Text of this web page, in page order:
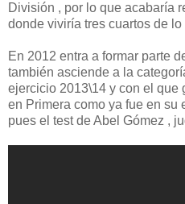
División , por lo que acabaría
donde viviría tres cuartos de lo
En 2012 entra a formar parte
también asciende a la
ejercicio 2013\14 y con el que
en Primera como ya fue en su
pues el test de Abel Gómez ,